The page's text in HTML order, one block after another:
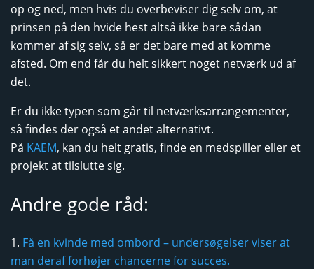
op og ned, men hvis du overbeviser dig selv om, at
prinsen på den hvide hest altså ikke bare sådan
kommer af sig selv, så er det bare med at komme
afsted. Om end får du helt sikkert noget netværk ud af
det.
Er du ikke typen som går til netværksarrangementer,
så findes der også et andet alternativt.
På KAEM, kan du helt gratis, finde en medspiller eller et
projekt at tilslutte sig.
Andre gode råd:
Få en kvinde med ombord – undersøgelser viser at
man deraf forhøjer chancerne for succes.